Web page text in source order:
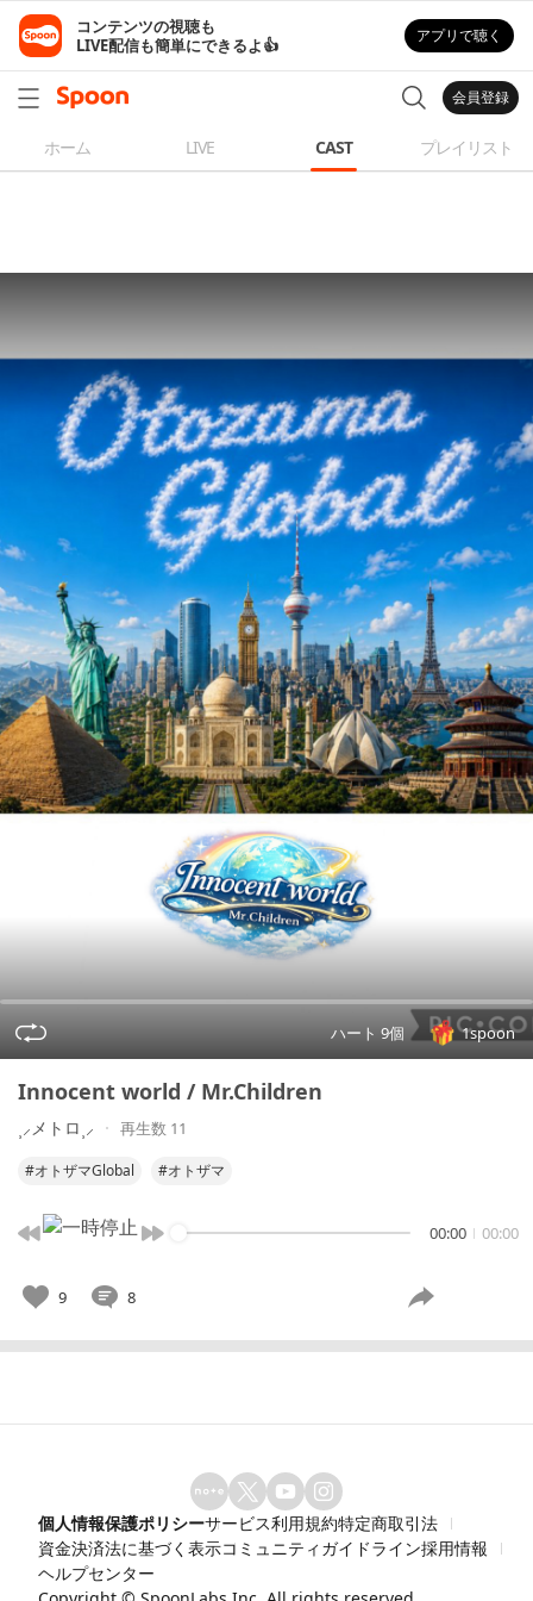
コンテンツの視聴も
LIVE配信も簡単にできるよ👍
アプリで聴く
会員登録
ホーム LIVE CAST プレイリスト
ハート 9個 1spoon
Innocent world / Mr.Children
⸒⸝メトロ⸒⸝ 再生数 11
#オトザマGlobal #オトザマ
00:00 00:00
9 8
個人情報保護ポリシーサービス利用規約特定商取引法
資金決済法に基づく表示コミュニティガイドライン採用情報
ヘルプセンター